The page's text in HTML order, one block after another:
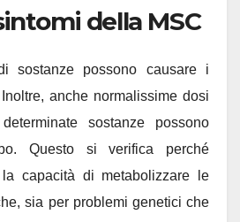
della MSC
sostanze possono causare i
anche normalissime dosi
sostanze possono
Questo si verifica perché
la capacità di metabolizzare le
sia per problemi genetici che